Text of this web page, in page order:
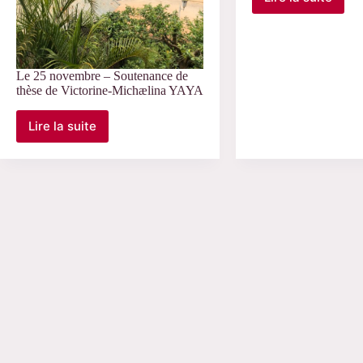
Le 25 novembre – Soutenance de
thèse de Victorine-Michælina YAYA
Lire la suite
Le
Le